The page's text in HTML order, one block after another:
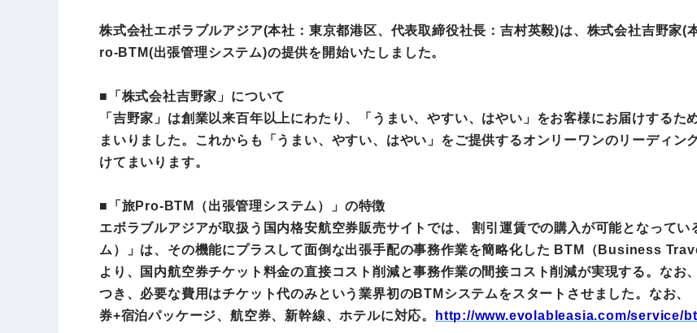
海外ツアー事業
エンタープ
ポータルサイト事業
法人DX推進
ヘルスケア
AIロボット事業
業
町家宿泊・日本文化体験
事業
株式会社エボラブルアジア(本社：東京都港区、代表取締役社長：吉村英毅)は、株式会社吉野家(
ro-BTM(出張管理システム)の提供を開始いたしました。
■「株式会社吉野家」について
「吉野家」は創業以来百年以上にわたり、「うまい、やすい、はやい」をお客様にお届けする
まいりました。これからも「うまい、やすい、はやい」をご提供するオンリーワンのリーディン
けてまいります。
■「旅Pro‐BTM（出張管理システム）」の特徴
エボラブルアジアが取扱う国内格安航空券販売サイトでは、 割引運賃での購入が可能となって
ム）」は、その機能にプラスして面倒な出張手配の事務作業を簡略化した BTM（Business
より、国内航空券チケット料金の直接コスト削減と事務作業の間接コスト削減が実現する。なお
つき、必要な費用はチケット代のみという業界初のBTMシステムをスタートさせました。なお
券+宿泊パッケージ、航空券、新幹線、ホテルに対応。
http://www.evolableasia.com/service/